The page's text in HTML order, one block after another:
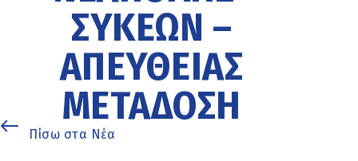
ΣΥΚΕΩΝ –
ΑΠΕΥΘΕΙΑΣ
ΜΕΤΑΔΟΣΗ
Πίσω στα Νέα